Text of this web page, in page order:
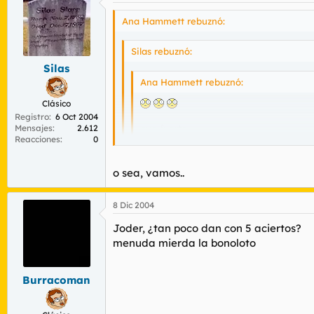
Silas
Clásico
Registro 6 Oct 2004
Mensajes
2.612
Reacciones
0
Ana Hammett rebuznó:
Silas rebuznó:
Ana Hammett rebuznó:
o sea, vamos..
Burracoman
8 Dic 2004
Joder, ¿tan poco dan con 5 aciertos?
menuda mierda la bonoloto